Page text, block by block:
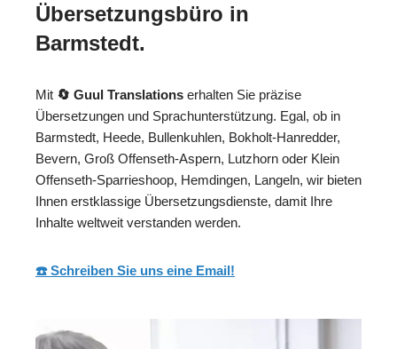
Übersetzungsbüro in
Barmstedt.
Mit 🔄 Guul Translations erhalten Sie präzise
Übersetzungen und Sprachunterstützung. Egal, ob in
Barmstedt, Heede, Bullenkuhlen, Bokholt-Hanredder,
Bevern, Groß Offenseth-Aspern, Lutzhorn oder Klein
Offenseth-Sparrieshoop, Hemdingen, Langeln, wir bieten
Ihnen erstklassige Übersetzungsdienste, damit Ihre
Inhalte weltweit verstanden werden.
☎️ Schreiben Sie uns eine Email!